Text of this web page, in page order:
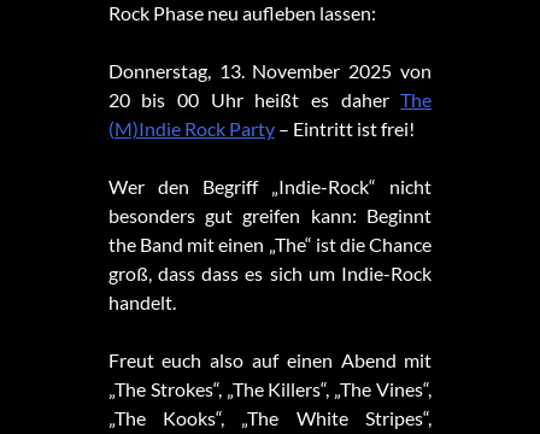
Rock Phase neu aufleben lassen:
Donnerstag, 13. November 2025 von
20 bis 00 Uhr heißt es daherThe
(M)Indie Rock Party– Eintritt ist frei!
Wer den Begriff „Indie-Rock“ nicht
besonders gut greifen kann: Beginnt
the Band mit einen „The“ ist die Chance
groß, dass dass es sich um Indie-Rock
handelt.
Freut euch also auf einen Abend mit
„The Strokes“, „The Killers“, „The Vines“,
„The Kooks“, „The White Stripes“,